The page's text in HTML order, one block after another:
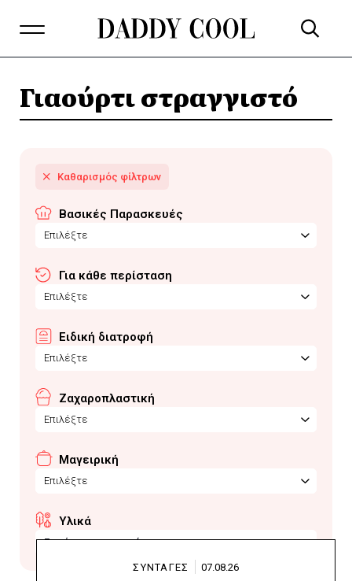
Γιαούρτι στραγγιστό
Βασικές Παρασκευές
Επιλέξτε
Για κάθε περίσταση
Επιλέξτε
Ειδική διατροφή
Επιλέξτε
Ζαχαροπλαστική
Επιλέξτε
Μαγειρική
Επιλέξτε
Υλικά
Γιαούρτι στραγγιστό
ΣΥΝΤΑΓΕΣ 07.08.26